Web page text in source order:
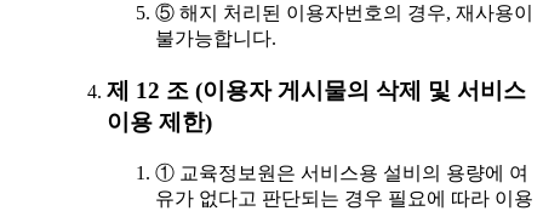
⑤ 해지 처리된 이용자번호의 경우, 재사용이
불가능합니다.
제 12 조 (이용자 게시물의 삭제 및 서비스
이용 제한)
① 교육정보원은 서비스용 설비의 용량에 여
유가 없다고 판단되는 경우 필요에 따라 이용